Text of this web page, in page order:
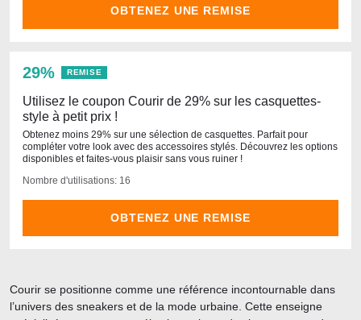
OBTENEZ UNE REMISE
29% REMISE
Utilisez le coupon Courir de 29% sur les casquettes-
style à petit prix !
Obtenez moins 29% sur une sélection de casquettes. Parfait pour
compléter votre look avec des accessoires stylés. Découvrez les options
disponibles et faites-vous plaisir sans vous ruiner !
Nombre d'utilisations: 16
OBTENEZ UNE REMISE
Courir se positionne comme une référence incontournable dans
l’univers des sneakers et de la mode urbaine. Cette enseigne